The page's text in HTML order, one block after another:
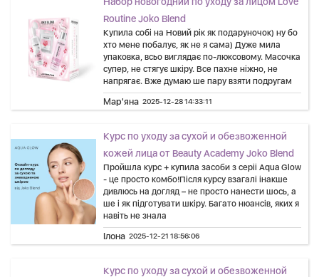
Routine Joko Blend
Купила собі на Новий рік як подаруночок) ну бо
хто мене побалує, як не я сама) Дуже мила
упаковка, всьо виглядає по-люксовому. Масочка
супер, не стягує шкіру. Все пахне ніжно, не
напрягає. Вже думаю ше пару взяти подругам
Мар'яна 2025-12-28 14:33:11
Курс по уходу за сухой и обезвоженной
кожей лица от Beauty Academy Joko Blend
Пройшла курс + купила засоби з серіі Aqua Glow
- це просто комбо!Після курсу взагалі інакше
дивлюсь на догляд – не просто нанести шось, а
ше і як підготувати шкіру. Багато нюансів, яких я
навіть не знала
Ілона 2025-12-21 18:56:06
Курс по уходу за сухой и обезвоженной